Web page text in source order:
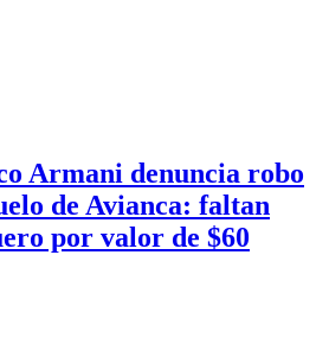
Armani denuncia robo
de Avianca: faltan
por valor de $60